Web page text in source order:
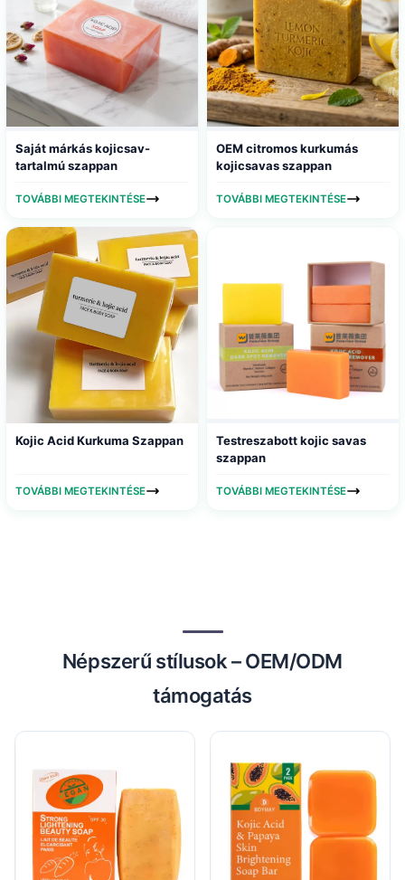
Saját márkás kojicsav-
tartalmú szappan
TOVÁBBI MEGTEKINTÉSE
OEM citromos kurkumás
kojicsavas szappan
TOVÁBBI MEGTEKINTÉSE
Kojic Acid Kurkuma Szappan
TOVÁBBI MEGTEKINTÉSE
Testreszabott kojic savas
szappan
TOVÁBBI MEGTEKINTÉSE
Népszerű stílusok – OEM/ODM
támogatás